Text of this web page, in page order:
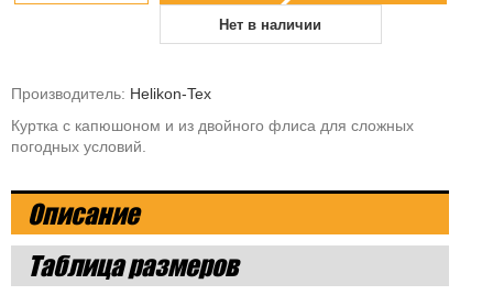
Нет в наличии
Производитель: Helikon-Tex
Куртка с капюшоном и из двойного флиса для сложных
погодных условий.
Описание
Таблица размеров